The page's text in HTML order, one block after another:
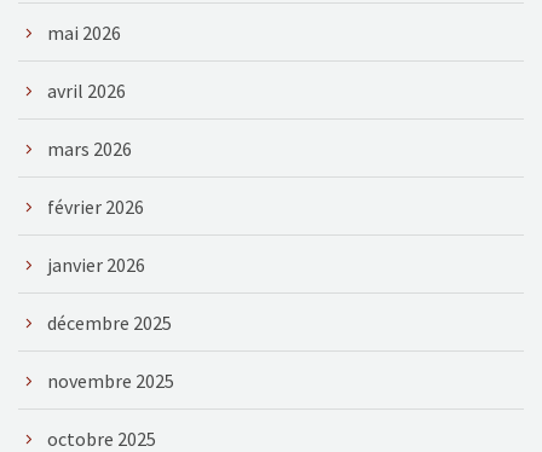
mai 2026
avril 2026
mars 2026
février 2026
janvier 2026
décembre 2025
novembre 2025
octobre 2025